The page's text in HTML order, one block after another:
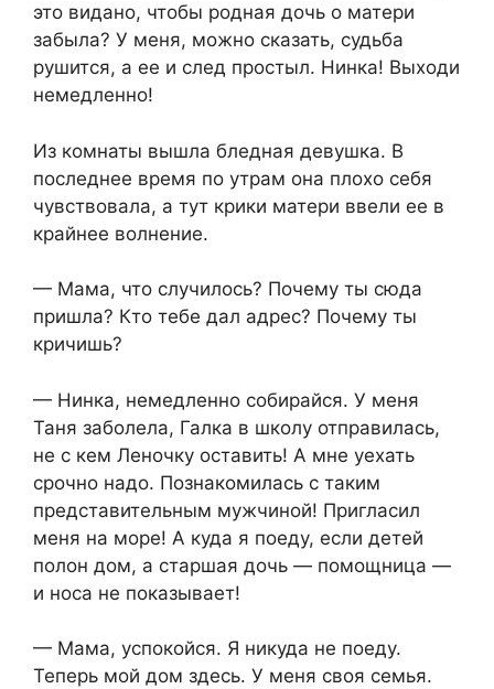
это видано, чтобы родная дочь о матери
забыла? У меня, можно сказать, судьба
рушится, а ее и след простыл. Нинка! Выходи
немедленно!
Из комнаты вышла бледная девушка. В
последнее время по утрам она плохо себя
чувствовала, а тут крики матери ввели ее в
крайнее волнение.
— Мама, что случилось? Почему ты сюда
пришла? Кто тебе дал адрес? Почему ты
кричишь?
— Нинка, немедленно собирайся. У меня
Таня заболела, Галка в школу отправилась,
не с кем Леночку оставить! А мне уехать
срочно надо. Познакомилась с таким
представительным мужчиной! Пригласил
меня на море! А куда я поеду, если детей
полон дом, а старшая дочь — помощница —
и носа не показывает!
— Мама, успокойся. Я никуда не поеду.
Теперь мой дом здесь. У меня своя семья.